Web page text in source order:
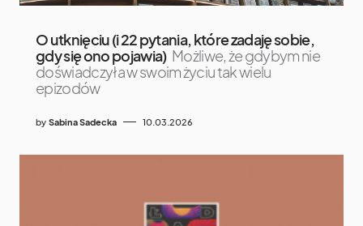
O utknięciu (i 22 pytania, które zadaję sobie,
gdy się ono pojawia) Możliwe, że gdybym nie
doświadczyła w swoim życiu tak wielu
epizodów
by Sabina Sadecka 10.03.2026